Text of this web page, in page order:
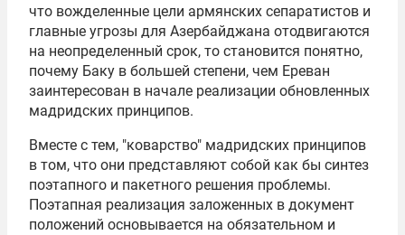
что вожделенные цели армянских сепаратистов и
главные угрозы для Азербайджана отодвигаются
на неопределенный срок, то становится понятно,
почему Баку в большей степени, чем Ереван
заинтересован в начале реализации обновленных
мадридских принципов.
Вместе с тем, "коварство" мадридских принципов
в том, что они представляют собой как бы синтез
поэтапного и пакетного решения проблемы.
Поэтапная реализация заложенных в документ
положений основывается на обязательном и